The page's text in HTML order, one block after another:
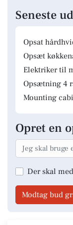
Seneste
Opsat
Opsæt
Elektriker til
Opsætning 4
Mounting
Opret en
Der skal
Modtag bud